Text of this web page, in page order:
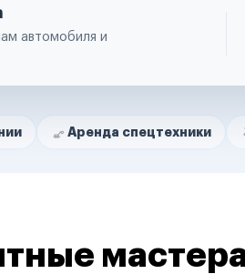
автомобиля и
спецтехники Ремонт